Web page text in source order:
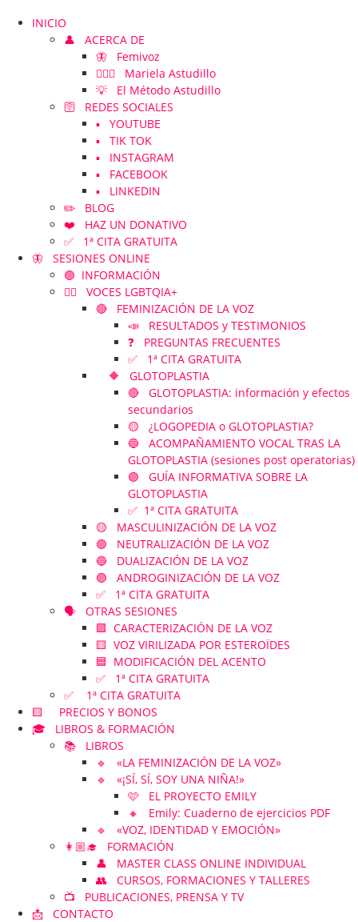
INICIO
👤 ACERCA DE
🦋 Femivoz
👱🏻‍♀️ Mariela Astudillo
💡 El Método Astudillo
🛜 REDES SOCIALES
▪️ YOUTUBE
▪️ TIK TOK
▪️ INSTAGRAM
▪️ FACEBOOK
▪️ LINKEDIN
✏️ BLOG
❤️ HAZ UN DONATIVO
✅ 1ª CITA GRATUITA
🦋 SESIONES ONLINE
🟢 INFORMACIÓN
🏳️‍🌈 VOCES LGBTQIA+
🔴 FEMINIZACIÓN DE LA VOZ
📣 RESULTADOS y TESTIMONIOS
❓ PREGUNTAS FRECUENTES
✅ 1ª CITA GRATUITA
🔶 GLOTOPLASTIA
🔴 GLOTOPLASTIA: información y efectos
secundarios
🟡 ¿LOGOPEDIA o GLOTOPLASTIA?
🔵 ACOMPAÑAMIENTO VOCAL TRAS LA
GLOTOPLASTIA (sesiones post operatorias)
🟣 GUÍA INFORMATIVA SOBRE LA
GLOTOPLASTIA
✅ 1ª CITA GRATUITA
🟡 MASCULINIZACIÓN DE LA VOZ
🟢 NEUTRALIZACIÓN DE LA VOZ
🔵 DUALIZACIÓN DE LA VOZ
🟣 ANDROGINIZACIÓN DE LA VOZ
✅ 1ª CITA GRATUITA
🗣️ OTRAS SESIONES
🟪 CARACTERIZACIÓN DE LA VOZ
🟨 VOZ VIRILIZADA POR ESTEROÏDES
🟦 MODIFICACIÓN DEL ACENTO
✅ 1ª CITA GRATUITA
✅ 1ª CITA GRATUITA
🟨 PRECIOS Y BONOS
🎓 LIBROS & FORMACIÓN
📚 LIBROS
🔹 «LA FEMINIZACIÓN DE LA VOZ»
🔹 «¡SÍ, SÍ, SOY UNA NIÑA!»
🩷 EL PROYECTO EMILY
🔸 Emily: Cuaderno de ejercicios PDF
🔹 «VOZ, IDENTIDAD Y EMOCIÓN»
👩🏼‍🎓 FORMACIÓN
👤 MASTER CLASS ONLINE INDIVIDUAL
👥 CURSOS, FORMACIONES Y TALLERES
📺 PUBLICACIONES, PRENSA Y TV
📩 CONTACTO